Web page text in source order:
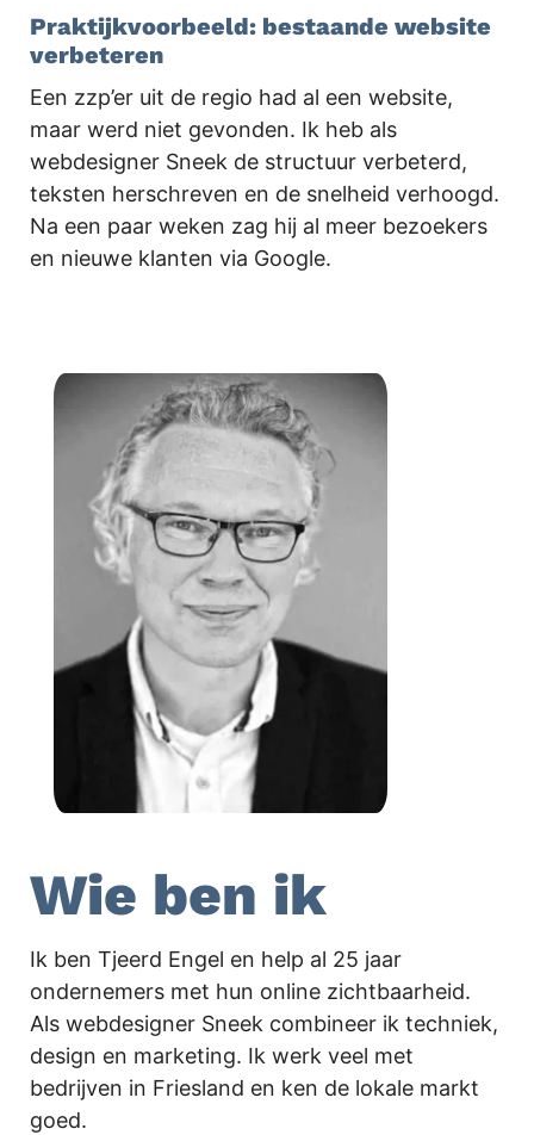
Praktijkvoorbeeld: bestaande website
verbeteren
Een zzp’er uit de regio had al een website,
maar werd niet gevonden. Ik heb als
webdesigner Sneek de structuur verbeterd,
teksten herschreven en de snelheid verhoogd.
Na een paar weken zag hij al meer bezoekers
en nieuwe klanten via Google.
Wie ben ik
Ik ben Tjeerd Engel en help al 25 jaar
ondernemers met hun online zichtbaarheid.
Als webdesigner Sneek combineer ik techniek,
design en marketing. Ik werk veel met
bedrijven in Friesland en ken de lokale markt
goed.